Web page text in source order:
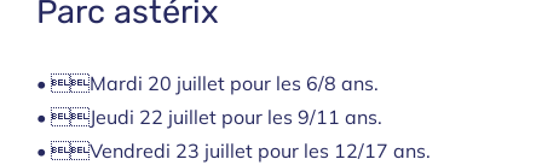
Parc astérix
• Mardi 20 juillet pour les 6/8 ans.
• Jeudi 22 juillet pour les 9/11 ans.
• Vendredi 23 juillet pour les 12/17 ans.